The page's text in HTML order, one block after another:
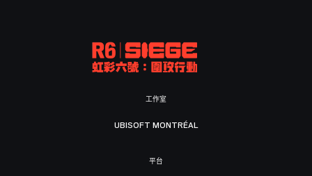
工作室
UBISOFT MONTRÉAL
平台